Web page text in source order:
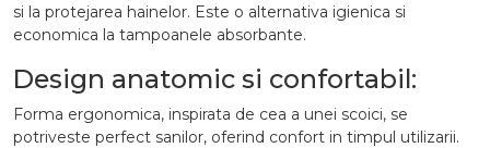
si la protejarea hainelor. Este o alternativa igienica si
economica la tampoanele absorbante.
Design anatomic si confortabil:
Forma ergonomica, inspirata de cea a unei scoici, se
potriveste perfect sanilor, oferind confort in timpul utilizarii.